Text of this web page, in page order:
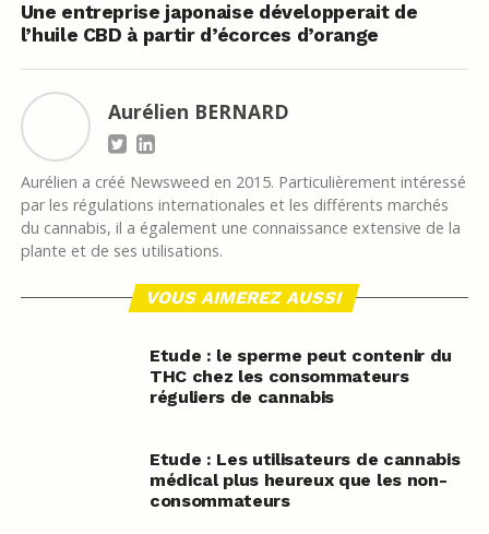
Une entreprise japonaise développerait de
l’huile CBD à partir d’écorces d’orange
Aurélien BERNARD
Aurélien a créé Newsweed en 2015. Particulièrement intéressé
par les régulations internationales et les différents marchés
du cannabis, il a également une connaissance extensive de la
plante et de ses utilisations.
VOUS AIMEREZ AUSSI
Etude : le sperme peut contenir du
THC chez les consommateurs
réguliers de cannabis
Etude : Les utilisateurs de cannabis
médical plus heureux que les non-
consommateurs